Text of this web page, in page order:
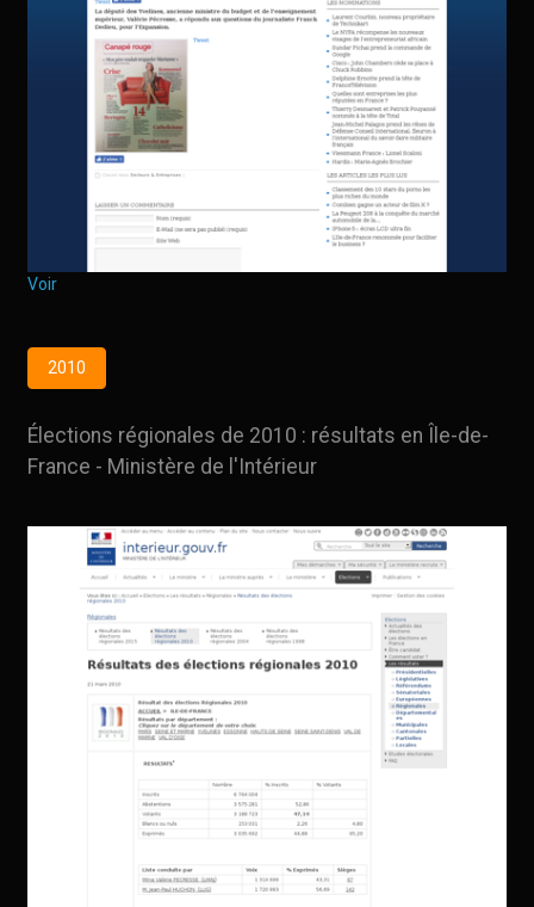
Voir
2010
Élections régionales de 2010 : résultats en Île-de-
France - Ministère de l'Intérieur